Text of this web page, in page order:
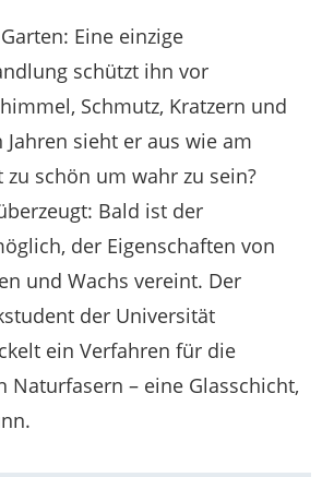
Eine einzige
schützt ihn vor
Schmutz, Kratzern und
Jahren sieht er aus wie am
zu schön um wahr zu sein?
Bald ist der
der Eigenschaften von
und Wachs vereint. Der
der Universität
ein Verfahren für die
Naturfasern – eine Glasschicht,